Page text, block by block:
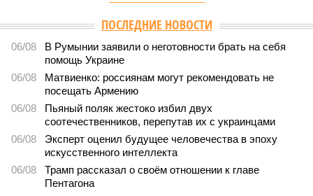
ПОСЛЕДНИЕ НОВОСТИ
06/08
В Румынии заявили о неготовности брать на себя
помощь Украине
06/08
Матвиенко: россиянам могут рекомендовать не
посещать Армению
06/08
Пьяный поляк жестоко избил двух
соотечественников, перепутав их с украинцами
06/08
Эксперт оценил будущее человечества в эпоху
искусственного интеллекта
06/08
Трамп рассказал о своём отношении к главе
Пентагона